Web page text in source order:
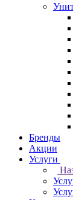
Бренды
Акции
Услуги